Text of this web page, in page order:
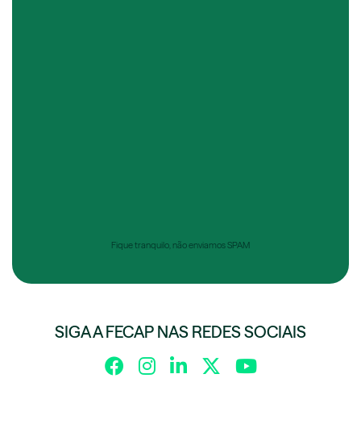
Fique tranquilo, não enviamos SPAM
SIGA A FECAP NAS REDES SOCIAIS